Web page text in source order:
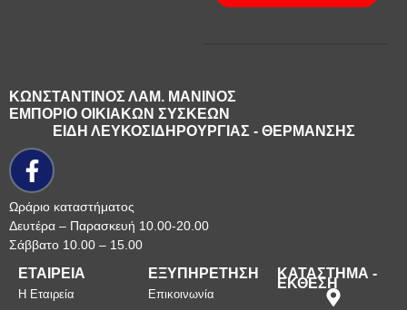
ΚΩΝΣΤΑΝΤΙΝΟΣ ΛΑΜ. ΜΑΝΙΝΟΣ
ΕΜΠΟΡΙΟ ΟΙΚΙΑΚΩΝ ΣΥΣΚΕΩΝ
ΕΙΔΗ ΛΕΥΚΟΣΙΔΗΡΟΥΡΓΙΑΣ - ΘΕΡΜΑΝΣΗΣ
Ωράριο καταστήματος
Δευτέρα – Παρασκευή 10.00-20.00
Σάββατο 10.00 – 15.00
ΕΤΑΙΡΕΙΑ
Η Εταιρεία
ΕΞΥΠΗΡΕΤΗΣΗ
Επικοινωνία
ΚΑΤΑΣΤΗΜΑ -
ΕΚΘΕΣΗ